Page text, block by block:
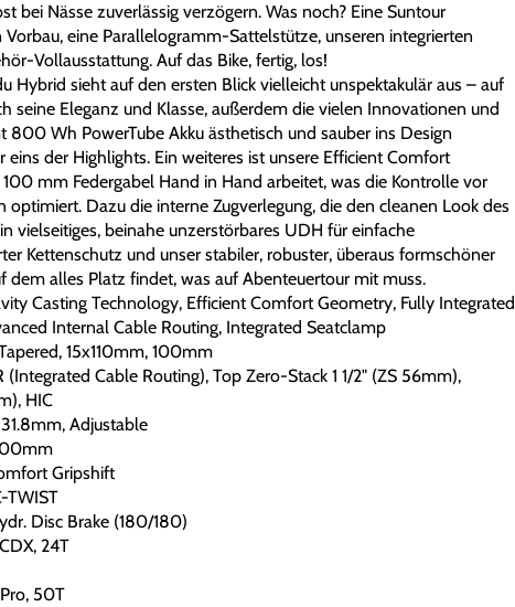
bei Nässe zuverlässig verzögern. Was noch? Eine Suntour
eine Parallelogramm-Sattelstütze, unseren integrierten
Vollausstattung. Auf das Bike, fertig, los!
Hybrid sieht auf den ersten Blick vielleicht unspektakulär aus – auf
seine Eleganz und Klasse, außerdem die vielen Innovationen und
800 Wh PowerTube Akku ästhetisch und sauber ins Design
der Highlights. Ein weiteres ist unsere Efficient Comfort
mm Federgabel Hand in Hand arbeitet, was die Kontrolle vor
optimiert. Dazu die interne Zugverlegung, die den cleanen Look des
vielseitiges, beinahe unzerstörbares UDH für einfache
Kettenschutz und unser stabiler, robuster, überaus formschöner
dem alles Platz findet, was auf Abenteuertour mit muss.
Casting Technology, Efficient Comfort Geometry, Fully Integrated
Internal Cable Routing, Integrated Seatclamp
15x110mm, 100mm
(Integrated Cable Routing), Top Zero-Stack 1 1/2" (ZS 56mm),
HIC
Adjustable
Gripshift
TWIST
Disc Brake (180/180)
24T
50T